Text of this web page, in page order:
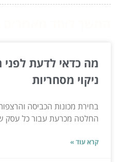
מה כדאי לדעת
ניקוי מסחריות
בחירת מכונות הכביסה
החלטה מכרעת עבור כל עסק
קרא עוד »